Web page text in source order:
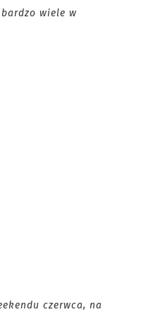
wiele w
czerwca, na